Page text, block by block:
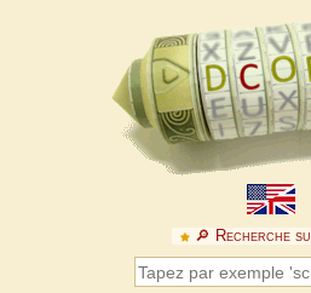
🔎︎ Recherche